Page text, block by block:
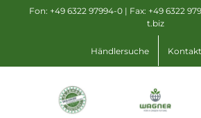
Fon: +49 6322 97994-0 | Fax: +49 6322
t.biz
Händlersuche Kontakt